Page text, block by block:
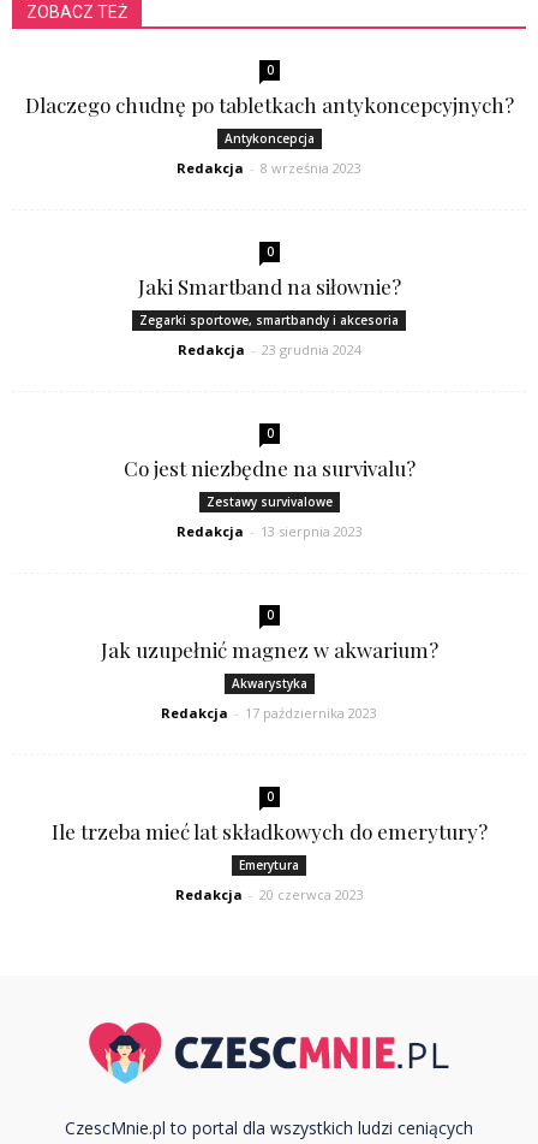
ZOBACZ TEŻ
0
Dlaczego chudnę po tabletkach antykoncepcyjnych?
Antykoncepcja
Redakcja - 8 września 2023
0
Jaki Smartband na siłownie?
Zegarki sportowe, smartbandy i akcesoria
Redakcja - 23 grudnia 2024
0
Co jest niezbędne na survivalu?
Zestawy survivalowe
Redakcja - 13 sierpnia 2023
0
Jak uzupełnić magnez w akwarium?
Akwarystyka
Redakcja - 17 października 2023
0
Ile trzeba mieć lat składkowych do emerytury?
Emerytura
Redakcja - 20 czerwca 2023
CzescMnie.pl to portal dla wszystkich ludzi ceniących